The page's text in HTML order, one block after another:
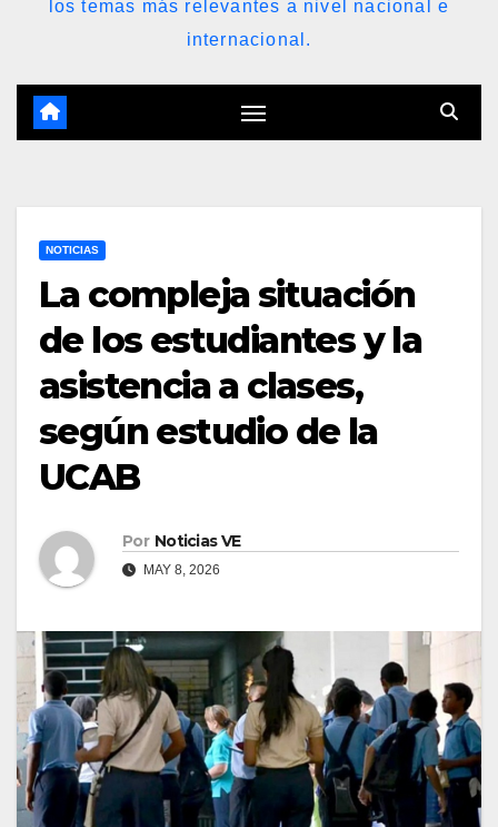
los temas más relevantes a nivel nacional e
internacional.
NOTICIAS
La compleja situación
de los estudiantes y la
asistencia a clases,
según estudio de la
UCAB
Por Noticias VE
MAY 8, 2026